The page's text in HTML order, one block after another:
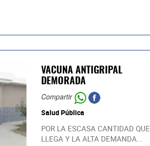
VACUNA ANTIGRIPAL
DEMORADA
Compartir
Salud Pública
POR LA ESCASA CANTIDAD QUE
LLEGA Y LA ALTA DEMANDA...